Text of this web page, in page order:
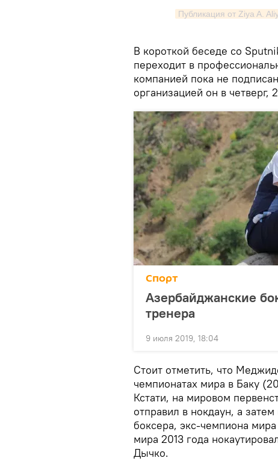
Публикация от Ziya A.
В короткой беседе со
переходит в
компанией пока не
организацией он в
Спорт
Азербайджанские
тренера
9 июля 2019, 18:04
Стоит отметить, что
чемпионатах мира в Баку
Кстати, на мировом
отправил в нокдаун, а
боксера, экс-чемпиона
мира 2013 года
Дычко.